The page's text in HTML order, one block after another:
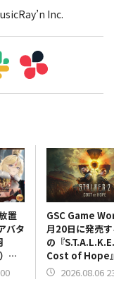
Inc.
置
バタ
」
GSC Game
月20日に発売
の『
Cost of Hope
ケーションを紹
2026.08.06